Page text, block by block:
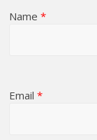
Name*
Email*